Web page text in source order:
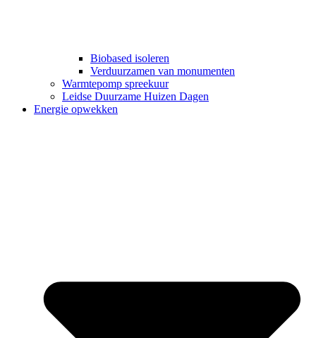
Biobased isoleren
Verduurzamen van monumenten
Warmtepomp spreekuur
Leidse Duurzame Huizen Dagen
Energie opwekken